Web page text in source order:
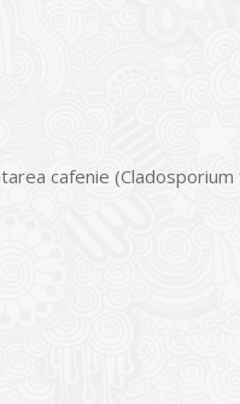
cafenie (Cladosporium